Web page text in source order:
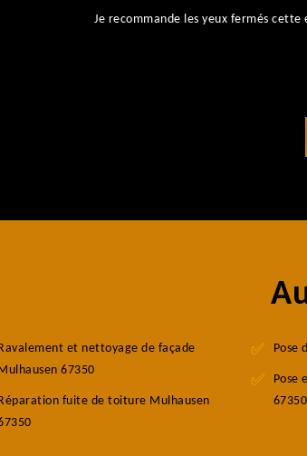
Je recommande les yeux fermés
et nettoyage de façade
67350
fuite de toiture Mulhausen
Pose
Pose
67350